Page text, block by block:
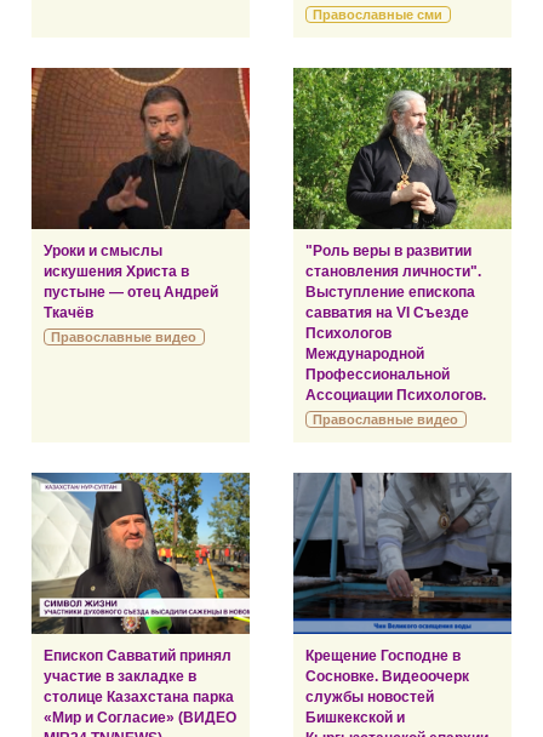
Православные сми
Уроки и смыслы
искушения Христа в
пустыне — отец Андрей
Ткачёв
Православные видео
"Роль веры в развитии
становления личности".
Выступление епископа
савватия на VI Съезде
Психологов
Международной
Профессиональной
Ассоциации Психологов.
Православные видео
Епископ Савватий принял
участие в закладке в
столице Казахстана парка
«Мир и Согласие» (ВИДЕО
Крещение Господне в
Сосновке. Видеоочерк
службы новостей
Бишкекской и